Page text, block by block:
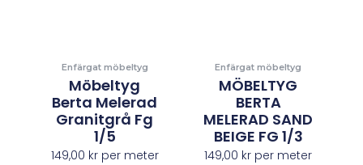
Enfärgat möbeltyg
Möbeltyg
Berta Melerad
Granitgrå Fg
1/5
149,00 krper meter
Enfärgat möbeltyg
MÖBELTYG
BERTA
MELERAD SAND
BEIGE FG 1/3
149,00 kr per meter